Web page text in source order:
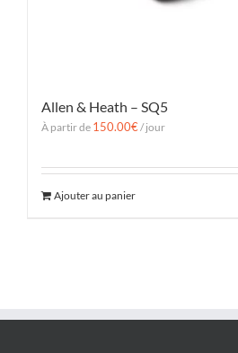
Allen & Heath – SQ5
À partir de 150.00€/ jour
Ajouter au panier